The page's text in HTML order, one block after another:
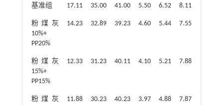
基准组 17.11 35.00 41.00 5.50 6.52 8.11
粉煤灰
10%+
PP20%
14.23 32.89 39.23 4.60 5.44 7.55
粉煤灰
15%+
PP15%
12.33 31.23 40.11 4.10 5.21 7.88
粉煤灰
11.88 30.23 40.23 3.97 4.88 7.87